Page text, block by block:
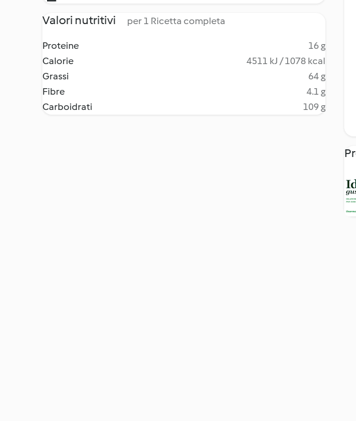
Valori nutritivi per 1 Ricetta completa
Proteine
16 g
Calorie
4511 kJ / 1078 kcal
Grassi
64 g
Fibre
4.1 g
Carboidrati
109 g